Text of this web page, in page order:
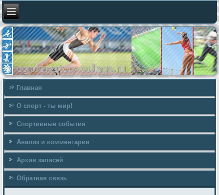
Главная
О спорт - ты мир!
Спортивные события
Анализ и комментарии
Архив записей
Обратная связь